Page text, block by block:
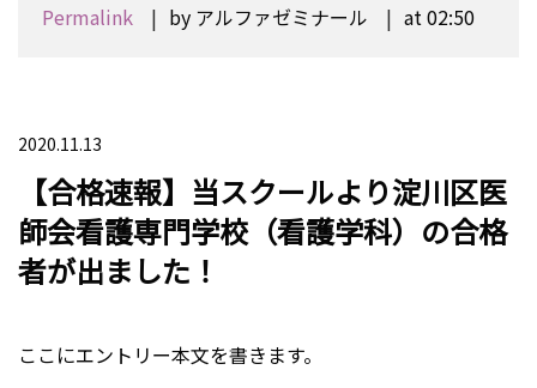
Permalink by アルファゼミナール at 02:50
2020.11.13
【合格速報】当スクールより淀川区医
師会看護専門学校（看護学科）の合格
者が出ました！
ここにエントリー本文を書きます。